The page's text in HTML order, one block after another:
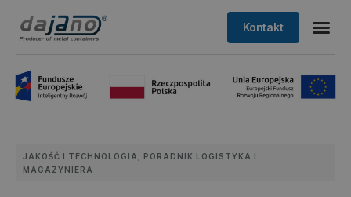
Kontakt
JAKOŚĆ I TECHNOLOGIA
PORADNIK LOGISTYKA I
MAGAZYNIERA